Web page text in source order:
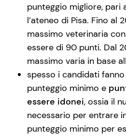
punteggio migliore, pari
l’ateneo di Pisa. Fino al
massimo veterinaria
essere di 90 punti. Dal
massimo varia in base
spesso i candidati
punteggio minimo e
essere idonei, ossia il
necessario per entrare
punteggio minimo per